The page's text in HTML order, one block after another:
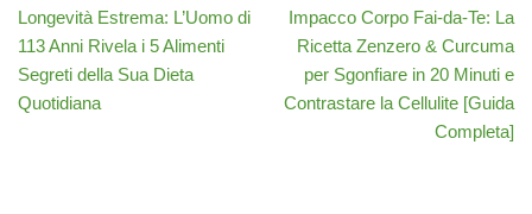
Longevità Estrema: L’Uomo di
113 Anni Rivela i 5 Alimenti
Segreti della Sua Dieta
Quotidiana
Impacco Corpo Fai-da-Te: La
Ricetta Zenzero & Curcuma
per Sgonfiare in 20 Minuti e
Contrastare la Cellulite [Guida
Completa]